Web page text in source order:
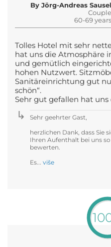
By Jörg-Andreas Sausel
Couple
60-69 years
Tolles Hotel mit sehr
hat uns die Atmosphäre
und gemütlich
hohen Nutzwert.
Sanitäreinrichtung gut
schön“.
Sehr gut gefallen hat
Sehr geehrter Gast,
herzlichen Dank, dass Sie
Ihren Aufenthalt bei uns
bewerten.
Es... više